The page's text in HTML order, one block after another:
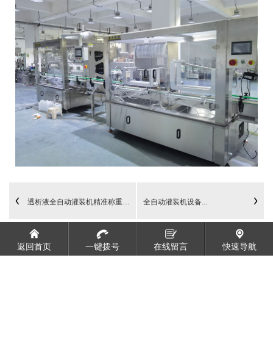
透析液全自动灌装机精准称重跟踪运作价值凸显
全自动灌装机设备...
返回首页 一键拨号 在线留言 快速导航